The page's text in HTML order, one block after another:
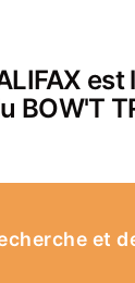
BOW'T
et